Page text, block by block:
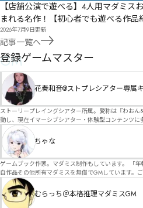
【店舗公演で遊べる】4人用マダミス
まれる名作！【初心者でも遊べる作品
2026年7月9日更新
記事一覧へ
GM
登録ゲームマスター
花奏和音@ストプレシアター専属
ストーリープレイングシアター所属。愛称は『わお
動し、現在イマーシブシアター・体験型コンテンツに
ちゃな
ゲームブック作家。マダミス制作もしています。 「
自作品その他所有マダミスを無償でGMしています。
ぞ。
むらっち＠本格推理マダミスGM